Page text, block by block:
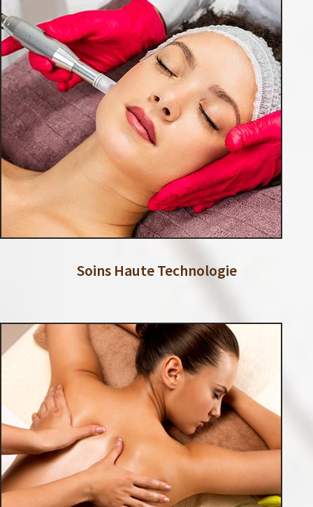
Soins Haute Technologie